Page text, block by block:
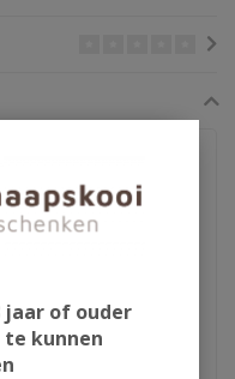
jaar of ouder
kunnen